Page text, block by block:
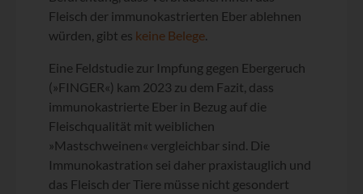
Fleisch der immunokastrierten Eber ablehnen
würden, gibt es keine Belege
Eine Feldstudie zur Impfung gegen Ebergeruch
(»FINGER«) kam 2023 zu dem Fazit, dass
immunokastrierte Eber in Bezug auf die
Fleischqualität mit weiblichen
»Mastschweinen« vergleichbar sind. Die
Immunokastration sei daher praxistauglich und
das Fleisch der Tiere müsse nicht gesondert